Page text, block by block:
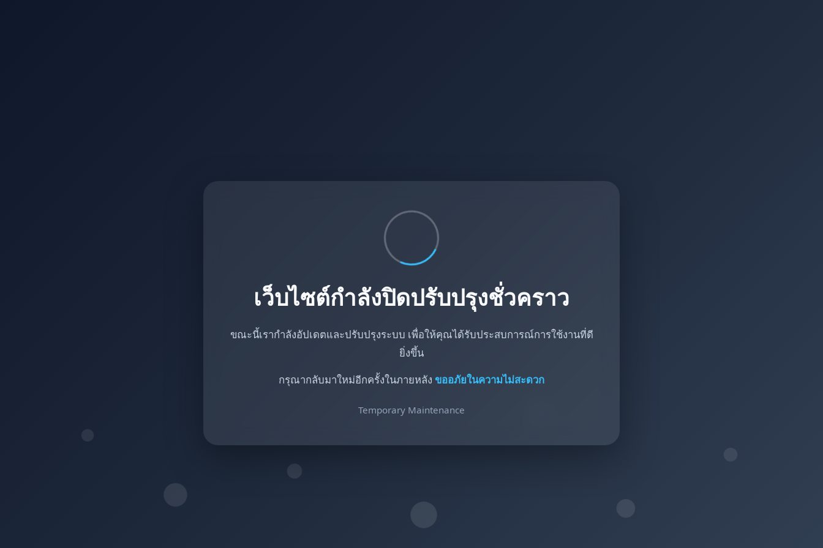
เว็บไซต์กำลังปิดปรับปรุงชั่วคราว
ขณะนี้เรากำลังอัปเดตและปรับปรุงระบบ เพื่อให้คุณได้รับประสบการณ์การใช้งานที่ดี
ยิ่งขึ้น
กรุณากลับมาใหม่อีกครั้งในภายหลัง ขออภัยในความไม่สะดวก
Temporary Maintenance